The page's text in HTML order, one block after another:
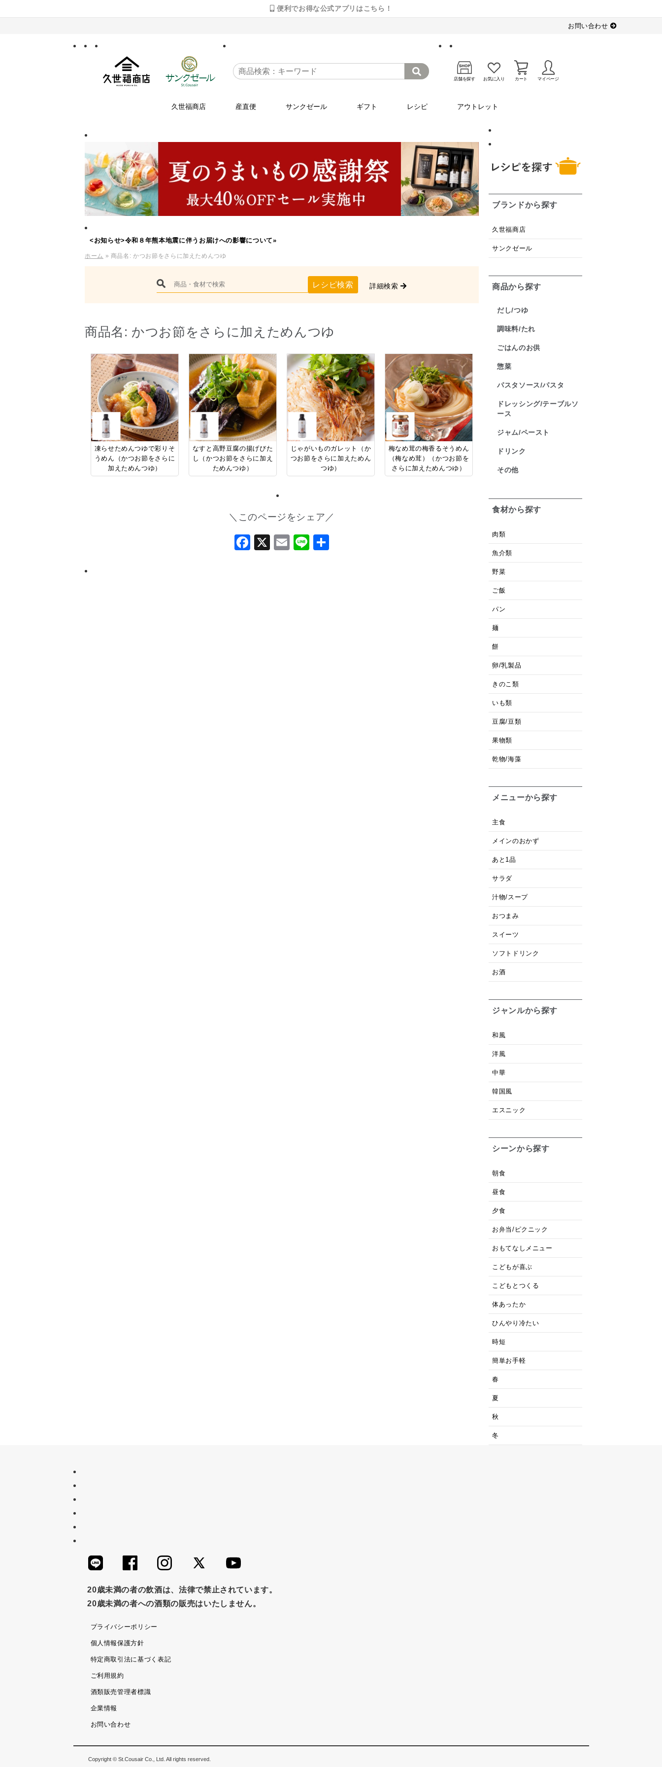
便利でお得な公式アプリはこちら！
お問い合わせ
店舗を探す お気に入り カート マイページ
久世福商店 産直便 サンクゼール ギフト レシピ アウトレット
<お知らせ>令和８年熊本地震に伴うお届けへの影響について»
ホーム » 商品名:かつお節をさらに加えためんつゆ
レシピ検索 詳細検索
商品名: かつお節をさらに加えためんつゆ
凍らせためんつゆで彩りそ
うめん（かつお節をさらに
加えためんつゆ）
なすと高野豆腐の揚げびた
し（かつお節をさらに加え
ためんつゆ）
じゃがいものガレット（か
つお節をさらに加えためん
つゆ）
梅なめ茸の梅香るそうめん
（梅なめ茸）（かつお節を
さらに加えためんつゆ）
＼このページをシェア／
Facebook
X Email
Line
ブランドから探す
久世福商店
サンクゼール
商品から探す
だし/つゆ
調味料/たれ
ごはんのお供
惣菜
パスタソース/パスタ
ドレッシング/テーブルソ
ース
ジャム/ペースト
ドリンク
その他
食材から探す
肉類
魚介類
野菜
ご飯
パン
麺
餅
卵/乳製品
きのこ類
いも類
豆腐/豆類
果物類
乾物/海藻
メニューから探す
主食
メインのおかず
あと1品
サラダ
汁物/スープ
おつまみ
スイーツ
ソフトドリンク
お酒
ジャンルから探す
和風
洋風
中華
韓国風
エスニック
シーンから探す
朝食
昼食
夕食
お弁当/ピクニック
おもてなしメニュー
こどもが喜ぶ
こどもとつくる
体あったか
ひんやり冷たい
時短
簡単お手軽
春
夏
秋
冬
20歳未満の者の飲酒は、法律で禁止されています。
20歳未満の者への酒類の販売はいたしません。
プライバシーポリシー
個人情報保護方針
特定商取引法に基づく表記
ご利用規約
酒類販売管理者標識
企業情報
お問い合わせ
Copyright © St.Cousair Co., Ltd. All rights reserved.